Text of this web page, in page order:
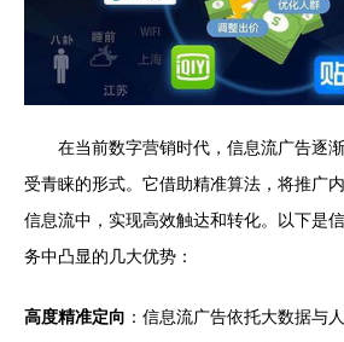
在当前数字营销时代，信息流广告逐
受青睐的形式。它借助精准算法，将推广
信息流中，实现高效触达和转化。以下是
务中凸显的几大优势：
高度精准定向 ：信息流广告依托大数据与